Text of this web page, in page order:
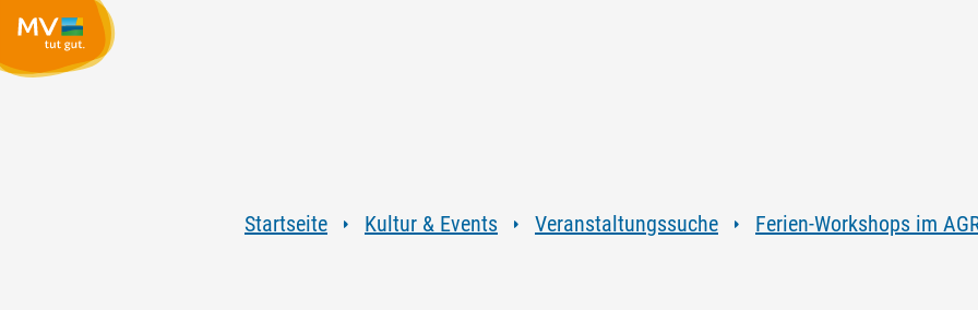
Startseite Kultur & Events Veranstaltungssuche Ferien-Workshops im